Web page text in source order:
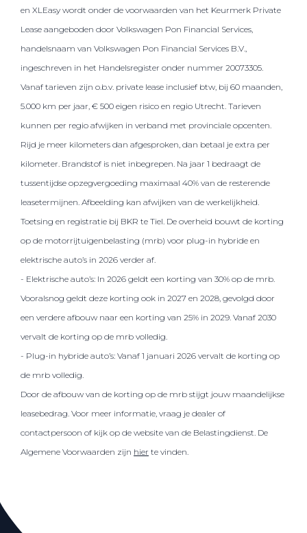
en XLEasy wordt onder de voorwaarden van het Keurmerk Private
Lease aangeboden door Volkswagen Pon Financial Services,
handelsnaam van Volkswagen Pon Financial Services B.V.,
ingeschreven in het Handelsregister onder nummer 20073305.
Vanaf tarieven zijn o.b.v. private lease inclusief btw, bij 60 maanden,
5.000 km per jaar, € 500 eigen risico en regio Utrecht. Tarieven
kunnen per regio afwijken in verband met provinciale opcenten.
Rijd je meer kilometers dan afgesproken, dan betaal je extra per
kilometer. Brandstof is niet inbegrepen. Na jaar 1 bedraagt de
tussentijdse opzegvergoeding maximaal 40% van de resterende
leasetermijnen. Afbeelding kan afwijken van de werkelijkheid.
Toetsing en registratie bij BKR te Tiel. De overheid bouwt de korting
op de motorrijtuigenbelasting (mrb) voor plug-in hybride en
elektrische auto’s in 2026 verder af.
- Elektrische auto’s: In 2026 geldt een korting van 30% op de mrb.
Vooralsnog geldt deze korting ook in 2027 en 2028, gevolgd door
een verdere afbouw naar een korting van 25% in 2029. Vanaf 2030
vervalt de korting op de mrb volledig.
- Plug-in hybride auto’s: Vanaf 1 januari 2026 vervalt de korting op
de mrb volledig.
Door de afbouw van de korting op de mrb stijgt jouw maandelijkse
leasebedrag. Voor meer informatie, vraag je dealer of
contactpersoon of kijk op de website van de Belastingdienst. De
Algemene Voorwaarden zijn hier te vinden.